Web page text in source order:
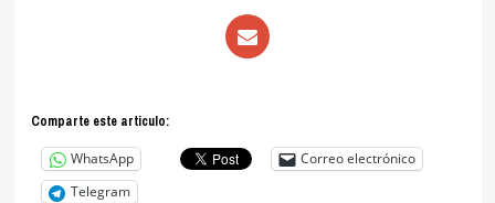
Comparte este articulo:
WhatsApp
Correo electrónico
Telegram